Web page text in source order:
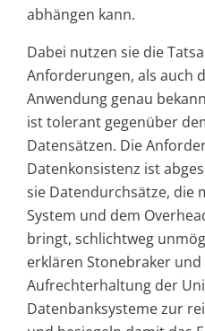
abhängen kann.
Dabei nutzen sie die
Anforderungen, als auch
Anwendung genau
ist tolerant gegenüber
Datensätzen. Die
Datenkonsistenz ist
sie Datendurchsätze, die
System und dem
bringt, schlichtweg
erklären Stonebraker
Aufrechterhaltung der
Datenbanksysteme zur